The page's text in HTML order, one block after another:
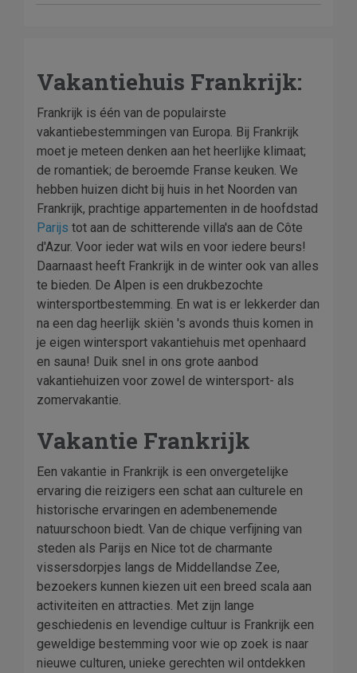
Vakantiehuis Frankrijk:
Frankrijk is één van de populairste
vakantiebestemmingen van Europa. Bij Frankrijk
moet je meteen denken aan het heerlijke klimaat;
de romantiek; de beroemde Franse keuken. We
hebben huizen dicht bij huis in het Noorden van
Frankrijk, prachtige appartementen in de hoofdstad
Parijs tot aan de schitterende villa's aan de Côte
d'Azur. Voor ieder wat wils en voor iedere beurs!
Daarnaast heeft Frankrijk in de winter ook van alles
te bieden. De Alpen is een drukbezochte
wintersportbestemming. En wat is er lekkerder dan
na een dag heerlijk skiën 's avonds thuis komen in
je eigen wintersport vakantiehuis met openhaard
en sauna! Duik snel in ons grote aanbod
vakantiehuizen voor zowel de wintersport- als
zomervakantie.
Vakantie Frankrijk
Een vakantie in Frankrijk is een onvergetelijke
ervaring die reizigers een schat aan culturele en
historische ervaringen en adembenemende
natuurschoon biedt. Van de chique verfijning van
steden als Parijs en Nice tot de charmante
vissersdorpjes langs de Middellandse Zee,
bezoekers kunnen kiezen uit een breed scala aan
activiteiten en attracties. Met zijn lange
geschiedenis en levendige cultuur is Frankrijk een
geweldige bestemming voor wie op zoek is naar
nieuwe culturen, unieke gerechten wil ontdekken